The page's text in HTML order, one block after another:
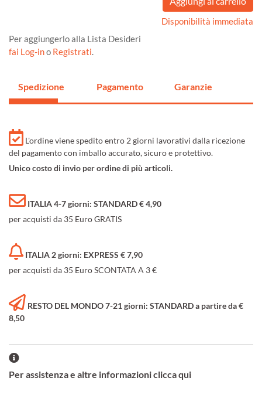
Disponibilità immediata
Per aggiungerlo alla Lista Desideri
fai Log-ino Registrati.
Spedizione Pagamento Garanzie
L'ordine viene spedito entro 2 giorni lavorativi dalla ricezione
del pagamento con imballo accurato, sicuro e protettivo.
Unico costo di invio per ordine di più articoli.
ITALIA 4-7 giorni: STANDARD € 4,90
per acquisti da 35 Euro GRATIS
ITALIA 2 giorni: EXPRESS € 7,90
per acquisti da 35 Euro SCONTATA A 3 €
RESTO DEL MONDO 7-21 giorni: STANDARD a partire da €
8,50
Per assistenza e altre informazioni clicca qui